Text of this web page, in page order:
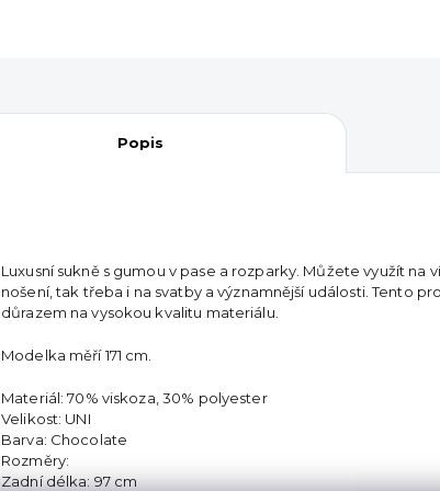
Popis
Luxusní sukně s gumou v pase a rozparky. Můžete využít na
nošení, tak třeba i na svatby a významnější události. Tento
důrazem na vysokou kvalitu materiálu.
Modelka měří 171 cm.
Materiál:70% viskoza, 30% polyester
Velikost: UNI
Barva: Chocolate
Rozměry:
Zadní délka: 97 cm